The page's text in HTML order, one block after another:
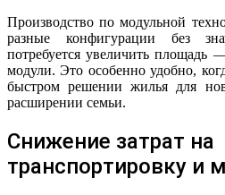
Производство по модульной
разные конфигурации без
потребуется увеличить площадь
модули. Это особенно удобно,
быстром решении жилья для
расширении семьи.
Снижение затрат на
транспортировку и